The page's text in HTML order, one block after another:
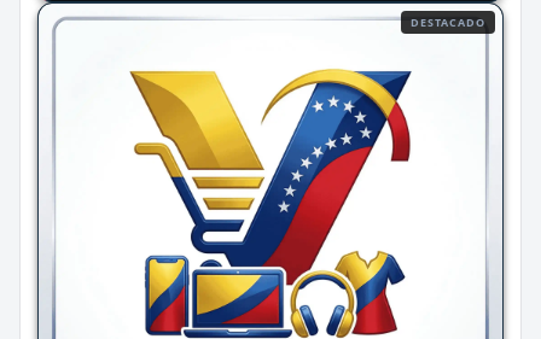
DESTACADO